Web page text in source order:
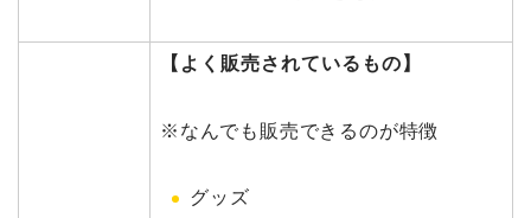
【よく販売されているもの】
※なんでも販売できるのが特徴
グッズ